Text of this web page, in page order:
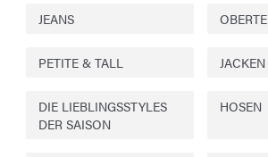
JEANS
PETITE & TALL JACKEN
DIE LIEBLINGSSTYLES
DER SAISON
HOSEN